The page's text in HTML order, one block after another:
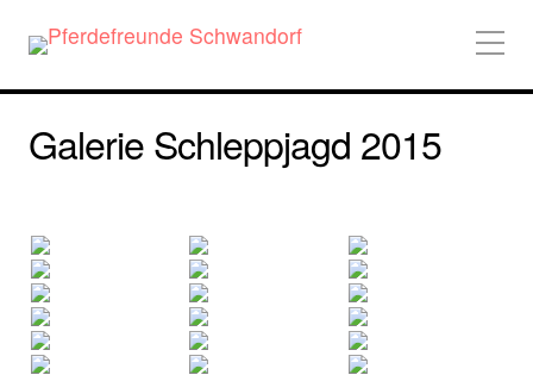
Galerie Schleppjagd 2015